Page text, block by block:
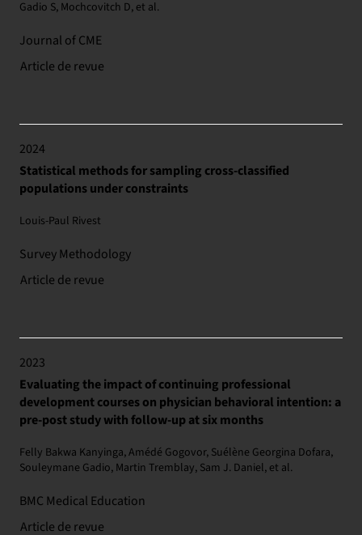
Gadio S, Mochcovitch D, et al.
Journal of CME
Article de revue
2024
Statistical methods for sampling cross-classified
populations under constraints
Louis-Paul Rivest
Survey Methodology
Article de revue
2023
Evaluating the impact of continuing professional
development courses on physician behavioral intention: a
pre-post study with follow-up at six months
Felly Bakwa Kanyinga, Amédé Gogovor, Suélène Georgina Dofara,
Souleymane Gadio, Martin Tremblay, Sam J. Daniel, et al.
BMC Medical Education
Article de revue